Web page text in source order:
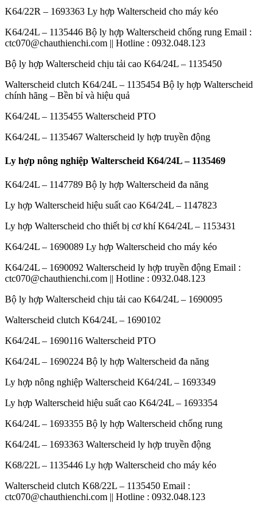
K64/22R – 1693363 Ly hợp Walterscheid cho máy kéo
K64/24L – 1135446 Bộ ly hợp Walterscheid chống rung Email :
ctc070@chauthienchi.com || Hotline : 0932.048.123
Bộ ly hợp Walterscheid chịu tải cao K64/24L – 1135450
Walterscheid clutch K64/24L – 1135454 Bộ ly hợp Walterscheid
chính hãng – Bền bỉ và hiệu quả
K64/24L – 1135455 Walterscheid PTO
K64/24L – 1135467 Walterscheid ly hợp truyền động
Ly hợp nông nghiệp Walterscheid K64/24L – 1135469
K64/24L – 1147789 Bộ ly hợp Walterscheid đa năng
Ly hợp Walterscheid hiệu suất cao K64/24L – 1147823
Ly hợp Walterscheid cho thiết bị cơ khí K64/24L – 1153431
K64/24L – 1690089 Ly hợp Walterscheid cho máy kéo
K64/24L – 1690092 Walterscheid ly hợp truyền động Email :
ctc070@chauthienchi.com || Hotline : 0932.048.123
Bộ ly hợp Walterscheid chịu tải cao K64/24L – 1690095
Walterscheid clutch K64/24L – 1690102
K64/24L – 1690116 Walterscheid PTO
K64/24L – 1690224 Bộ ly hợp Walterscheid đa năng
Ly hợp nông nghiệp Walterscheid K64/24L – 1693349
Ly hợp Walterscheid hiệu suất cao K64/24L – 1693354
K64/24L – 1693355 Bộ ly hợp Walterscheid chống rung
K64/24L – 1693363 Walterscheid ly hợp truyền động
K68/22L – 1135446 Ly hợp Walterscheid cho máy kéo
Walterscheid clutch K68/22L – 1135450 Email :
ctc070@chauthienchi.com || Hotline : 0932.048.123